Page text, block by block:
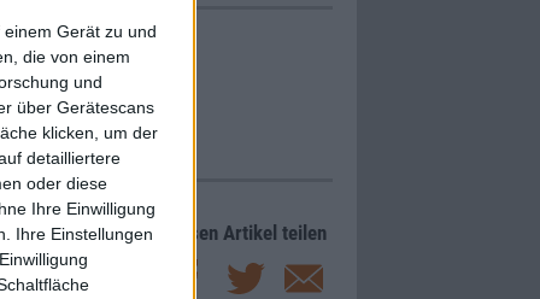
Gerät zu und
die von einem
und
über Gerätescans
klicken, um der
detailliertere
oder diese
Ihre Einwilligung
Ihre Einstellungen
Diesen Artikel teilen